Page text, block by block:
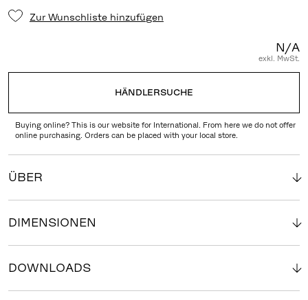
Zur Wunschliste hinzufügen
N/A
exkl. MwSt.
HÄNDLERSUCHE
Buying online? This is our website for International. From here we do not offer
online purchasing. Orders can be placed with your local store.
ÜBER
DIMENSIONEN
DOWNLOADS